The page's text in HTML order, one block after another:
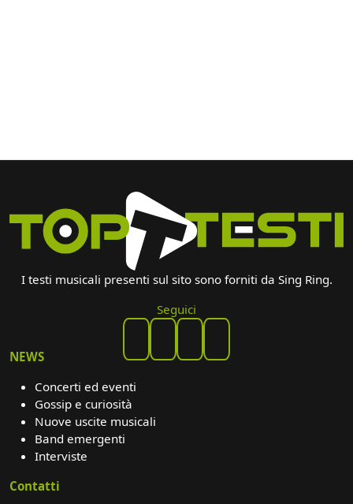
I testi musicali presenti sul sito sono forniti da Sing Ring.
Seguici
NEWS
Concerti ed eventi
Gossip e curiosità
Nuove uscite musicali
Band emergenti
Interviste
Contatti